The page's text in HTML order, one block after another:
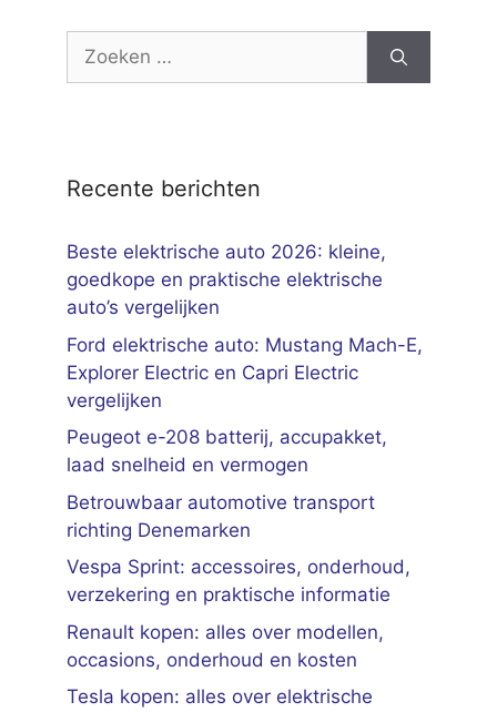
Zoek
Recente berichten
Beste elektrische auto 2026: kleine,
goedkope en praktische elektrische
auto’s vergelijken
Ford elektrische auto: Mustang Mach-E,
Explorer Electric en Capri Electric
vergelijken
Peugeot e-208 batterij, accupakket,
laad snelheid en vermogen
Betrouwbaar automotive transport
richting Denemarken
Vespa Sprint: accessoires, onderhoud,
verzekering en praktische informatie
Renault kopen: alles over modellen,
occasions, onderhoud en kosten
Tesla kopen: alles over elektrische